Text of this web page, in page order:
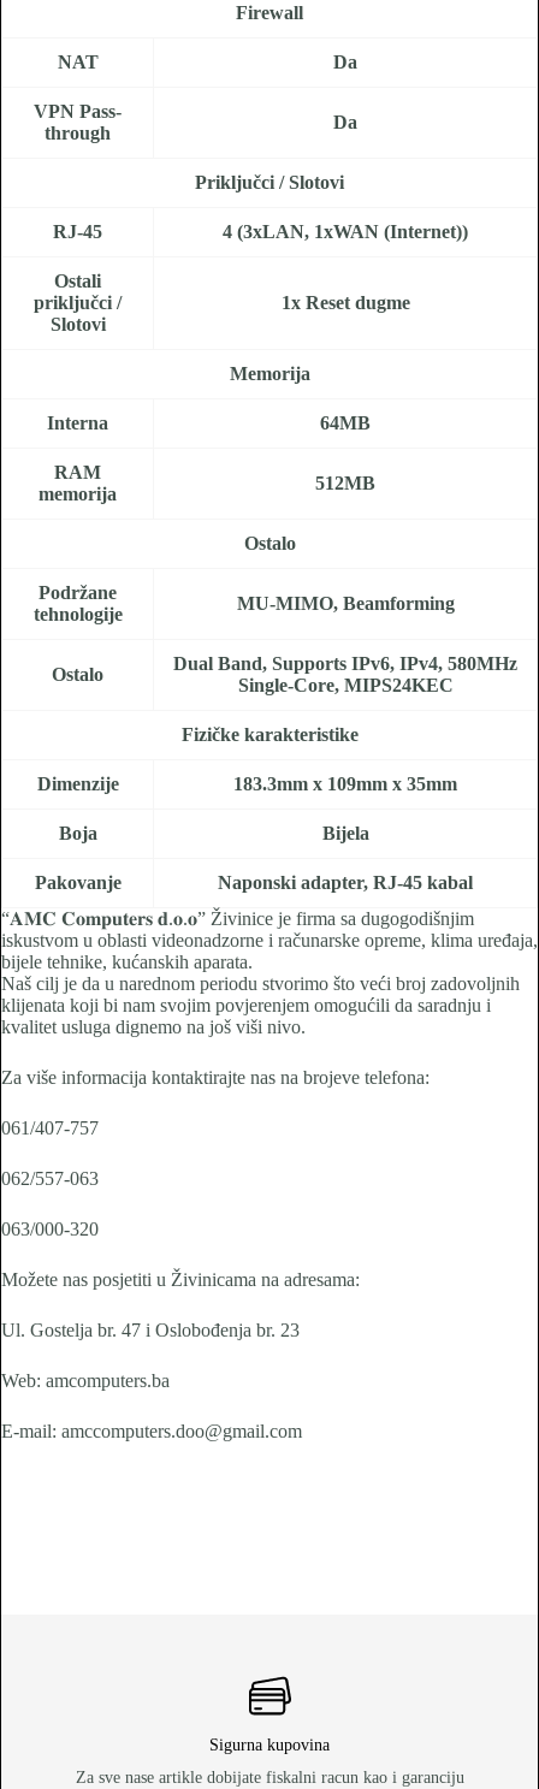
Firewall
NAT Da
VPN Pass-
through
Da
Priključci / Slotovi
RJ-45 4 (3xLAN, 1xWAN (Internet))
Ostali
priključci /
Slotovi
1x Reset dugme
Memorija
Interna 64MB
RAM
memorija
512MB
Ostalo
Podržane
tehnologije
MU-MIMO, Beamforming
Ostalo
Dual Band, Supports IPv6, IPv4, 580MHz
Single-Core, MIPS24KEC
Fizičke karakteristike
Dimenzije 183.3mm x 109mm x 35mm
Boja Bijela
Pakovanje
Naponski adapter, RJ-45 kabal
“𝐀𝐌𝐂 𝐂𝐨𝐦𝐩𝐮𝐭𝐞𝐫𝐬 𝐝.𝐨.𝐨” Živinice je firma sa dugogodišnjim
iskustvom u oblasti videonadzorne i računarske opreme, klima uređaja,
bijele tehnike, kućanskih aparata.
Naš cilj je da u narednom periodu stvorimo što veći broj zadovoljnih
klijenata koji bi nam svojim povjerenjem omogućili da saradnju i
kvalitet usluga dignemo na još viši nivo.
Za više informacija kontaktirajte nas na brojeve telefona:
061/407-757
062/557-063
063/000-320
Možete nas posjetiti u Živinicama na adresama:
Ul. Gostelja br. 47 i Oslobođenja br. 23
Web: amcomputers.ba
E-mail: amccomputers.doo@gmail.com
Sigurna kupovina
Za sve nase artikle dobijate fiskalni racun kao i garanciju